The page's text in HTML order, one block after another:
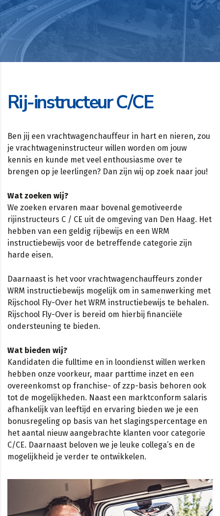
Rij-instructeur C/CE
Ben jij een vrachtwagenchauffeur in hart en nieren, zou
je vrachtwageninstructeur willen worden om jouw
kennis en kunde met veel enthousiasme over te
brengen op je leerlingen? Dan zijn wij op zoek naar jou!
Wat zoeken wij?
We zoeken ervaren maar bovenal gemotiveerde
rijinstructeurs C / CE uit de omgeving van Den Haag. Het
hebben van een geldig rijbewijs en een WRM
instructiebewijs voor de betreffende categorie zijn
harde eisen.
Daarnaast is het voor vrachtwagenchauffeurs zonder
WRM instructiebewijs mogelijk om in samenwerking met
Rijschool Fly-Over het WRM instructiebewijs te behalen.
Rijschool Fly-Over is bereid om hierbij financiële
ondersteuning te bieden.
Wat bieden wij?
Kandidaten die fulltime en in loondienst willen werken
hebben onze voorkeur, maar parttime inzet en een
overeenkomst op franchise- of zzp-basis behoren ook
tot de mogelijkheden. Naast een marktconform salaris
afhankelijk van leeftijd en ervaring bieden we je een
bonusregeling op basis van het slagingspercentage en
het aantal nieuw aangebrachte klanten voor categorie
C/CE. Daarnaast beloven we je leuke collega’s en de
mogelijkheid je verder te ontwikkelen.